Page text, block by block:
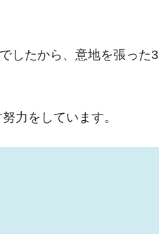
でしたから、意地を張った3
力をしています。